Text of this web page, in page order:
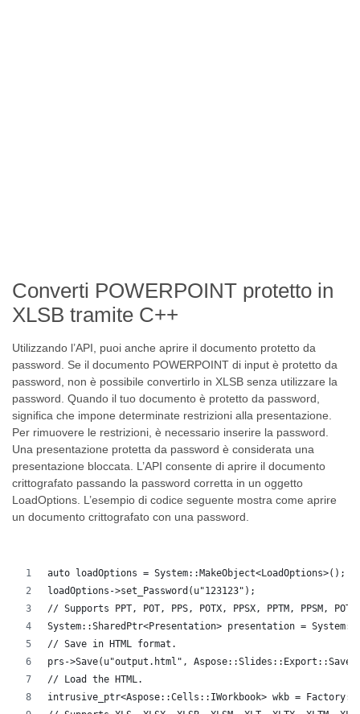
Converti POWERPOINT protetto in
XLSB tramite C++
Utilizzando l’API, puoi anche aprire il documento protetto da
password. Se il documento POWERPOINT di input è protetto da
password, non è possibile convertirlo in XLSB senza utilizzare la
password. Quando il tuo documento è protetto da password,
significa che impone determinate restrizioni alla presentazione.
Per rimuovere le restrizioni, è necessario inserire la password.
Una presentazione protetta da password è considerata una
presentazione bloccata. L’API consente di aprire il documento
crittografato passando la password corretta in un oggetto
LoadOptions. L’esempio di codice seguente mostra come aprire
un documento crittografato con una password.
auto loadOptions = System::MakeObject<LoadOptions>();
loadOptions->set_Password(u"123123");
// Supports PPT, POT, PPS, POTX, PPSX, PPTM, PPSM,
System::SharedPtr<Presentation> presentation =
// Save in HTML format.
prs->Save(u"output.html",
// Load the HTML.
intrusive_ptr<Aspose::Cells::IWorkbook> wkb =